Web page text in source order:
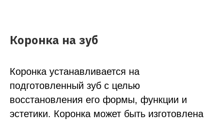
Коронка на зуб
Коронка устанавливается на
подготовленный зуб с целью
восстановления его формы, функции и
эстетики. Коронка может быть изготовлена